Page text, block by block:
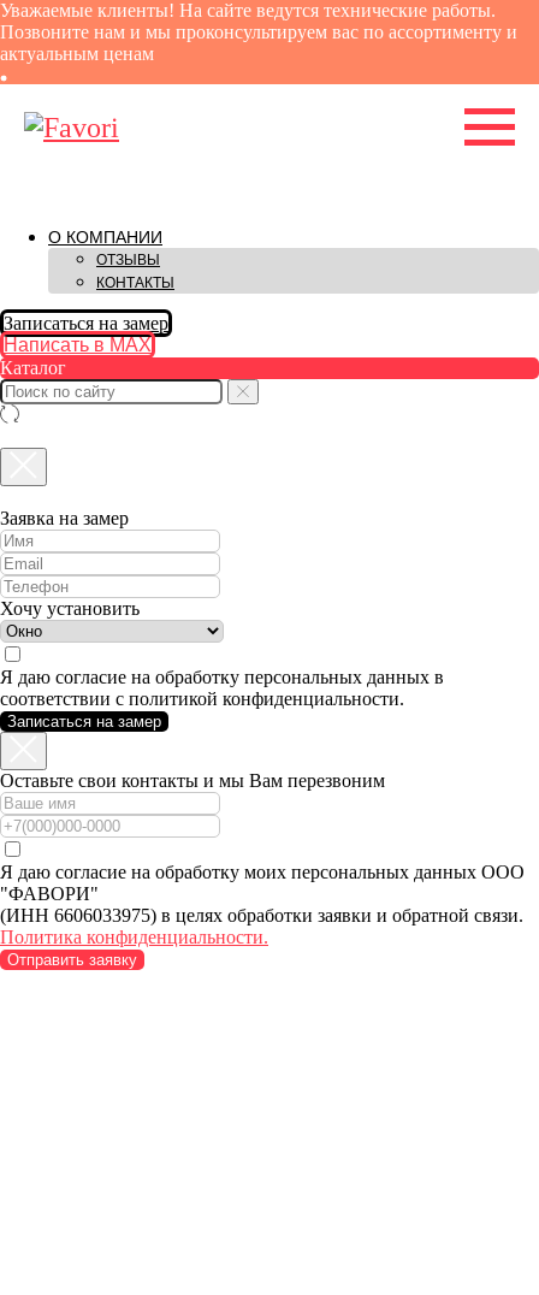
Уважаемые клиенты! На сайте ведутся технические работы.
Позвоните нам и мы проконсультируем вас по ассортименту и
актуальным ценам
О КОМПАНИИ
ОТЗЫВЫ
КОНТАКТЫ
Записаться на замер
Написать в MAX
Каталог
Заявка на замер
Хочу установить
Я даю согласие на обработку персональных данных в
соответствии с политикой конфиденциальности.
Записаться на замер
Оставьте свои контакты и мы Вам перезвоним
Я даю согласие на обработку моих персональных данных ООО
"ФАВОРИ"
(ИНН 6606033975) в целях обработки заявки и обратной связи.
Политика конфиденциальности.
Отправить заявку